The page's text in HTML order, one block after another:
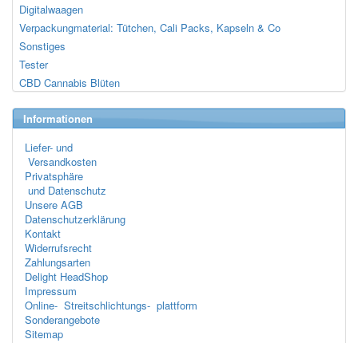
Digitalwaagen
Verpackungmaterial: Tütchen, Cali Packs, Kapseln & Co
Sonstiges
Tester
CBD Cannabis Blüten
Informationen
Liefer- und
Versandkosten
Privatsphäre
und Datenschutz
Unsere AGB
Datenschutzerklärung
Kontakt
Widerrufsrecht
Zahlungsarten
Delight HeadShop
Impressum
Online- Streitschlichtungs- plattform
Sonderangebote
Sitemap